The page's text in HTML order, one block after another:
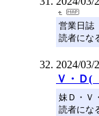
営業日誌
読者にな
2024/03/
Ｖ・Ｄ
妹Ｄ・
読者にな